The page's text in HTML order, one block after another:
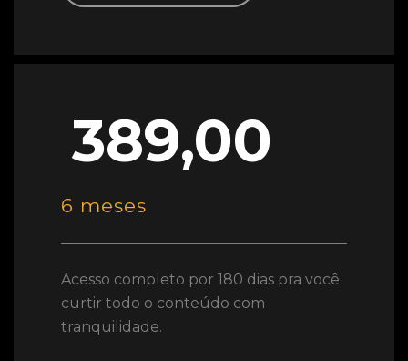
389,00
6 meses
Acesso completo por 180 dias pra você
curtir todo o conteúdo com
tranquilidade.